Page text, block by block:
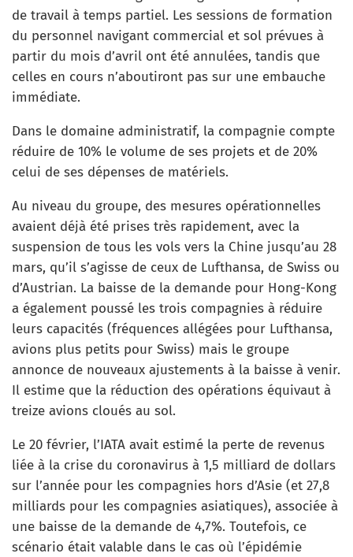
de travail à temps partiel. Les sessions de formation
du personnel navigant commercial et sol prévues à
partir du mois d’avril ont été annulées, tandis que
celles en cours n’aboutiront pas sur une embauche
immédiate.
Dans le domaine administratif, la compagnie compte
réduire de 10% le volume de ses projets et de 20%
celui de ses dépenses de matériels.
Au niveau du groupe, des mesures opérationnelles
avaient déjà été prises très rapidement, avec la
suspension de tous les vols vers la Chine jusqu’au 28
mars, qu’il s’agisse de ceux de Lufthansa, de Swiss ou
d’Austrian. La baisse de la demande pour Hong-Kong
a également poussé les trois compagnies à réduire
leurs capacités (fréquences allégées pour Lufthansa,
avions plus petits pour Swiss) mais le groupe
annonce de nouveaux ajustements à la baisse à venir.
Il estime que la réduction des opérations équivaut à
treize avions cloués au sol.
Le 20 février, l’IATA avait estimé la perte de revenus
liée à la crise du coronavirus à 1,5 milliard de dollars
sur l’année pour les compagnies hors d’Asie (et 27,8
milliards pour les compagnies asiatiques), associée à
une baisse de la demande de 4,7%. Toutefois, ce
scénario était valable dans le cas où l’épidémie